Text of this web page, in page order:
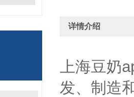
详情介绍
上海豆奶
发、制